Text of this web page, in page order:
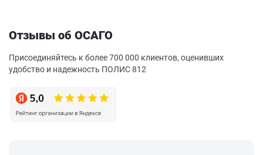
Отзывы об ОСАГО
Присоединяйтесь к более 700 000 клиентов, оценивших
удобство и надежность ПОЛИС 812